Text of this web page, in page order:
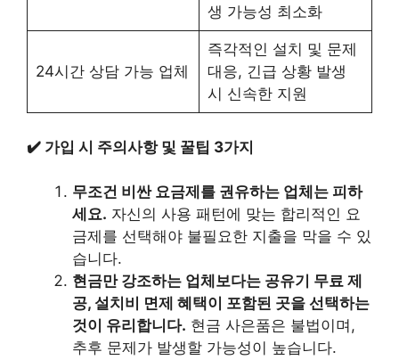
생 가능성 최소화
24시간 상담 가능 업체
즉각적인 설치 및 문제
대응, 긴급 상황 발생
시 신속한 지원
✔️ 가입 시 주의사항 및 꿀팁 3가지
무조건 비싼 요금제를 권유하는 업체는 피하
세요. 자신의 사용 패턴에 맞는 합리적인 요
금제를 선택해야 불필요한 지출을 막을 수 있
습니다.
현금만 강조하는 업체보다는 공유기 무료 제
공, 설치비 면제 혜택이 포함된 곳을 선택하는
것이 유리합니다. 현금 사은품은 불법이며,
추후 문제가 발생할 가능성이 높습니다.